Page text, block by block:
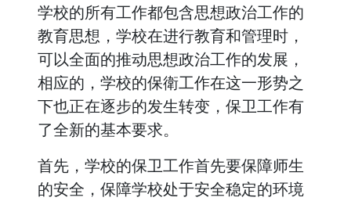
学校的所有工作都包含思想政治工作的
教育思想，学校在进行教育和管理时，
可以全面的推动思想政治工作的发展，
相应的，学校的保衛工作在这一形势之
下也正在逐步的发生转变，保卫工作有
了全新的基本要求。
首先，学校的保卫工作首先要保障师生
的安全，保障学校处于安全稳定的环境